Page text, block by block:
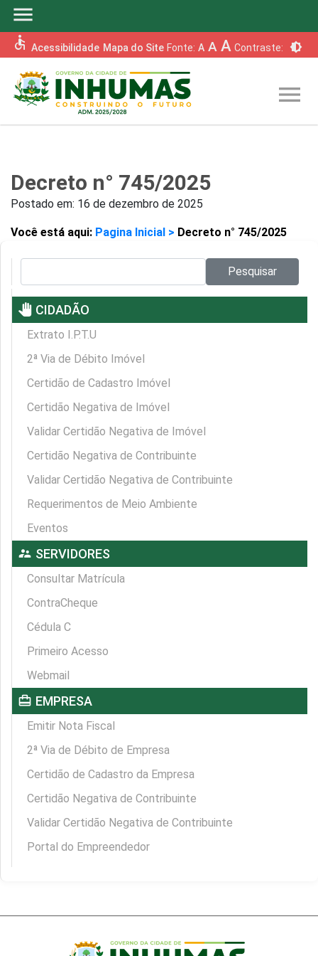
menu
accessible Acessibilidade Mapa do Site Fonte: A A A Contraste: brightness_6
menu
Decreto n° 745/2025
Postado em: 16 de dezembro de 2025
Você está aqui: Pagina Inicial > Decreto n° 745/2025
Pesquisar
pan_tool CIDADÃO
Extrato I.P.T.U
2ª Via de Débito Imóvel
Certidão de Cadastro Imóvel
Certidão Negativa de Imóvel
Validar Certidão Negativa de Imóvel
Certidão Negativa de Contribuinte
Validar Certidão Negativa de Contribuinte
Requerimentos de Meio Ambiente
Eventos
supervisor_account SERVIDORES
Consultar Matrícula
ContraCheque
Cédula C
Primeiro Acesso
Webmail
card_travel EMPRESA
Emitir Nota Fiscal
2ª Via de Débito de Empresa
Certidão de Cadastro da Empresa
Certidão Negativa de Contribuinte
Validar Certidão Negativa de Contribuinte
Portal do Empreendedor